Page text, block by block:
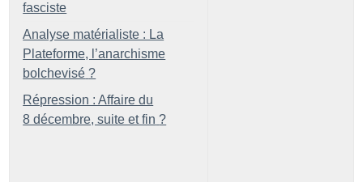
fasciste
Analyse matérialiste : La
Plateforme, l’anarchisme
bolchevisé ?
Répression : Affaire du
8 décembre, suite et fin ?